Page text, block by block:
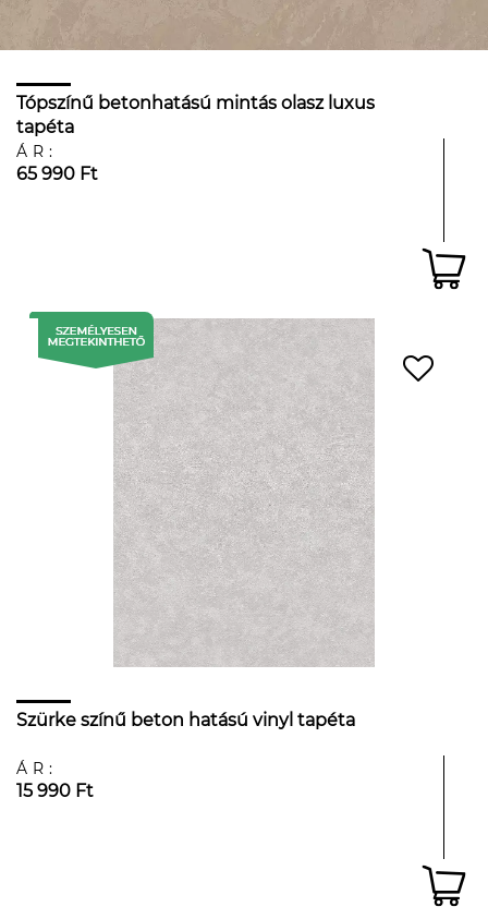
Tópszínű betonhatású mintás olasz luxus
tapéta
ÁR:
65 990 Ft
Szürke színű beton hatású vinyl tapéta
ÁR:
15 990 Ft